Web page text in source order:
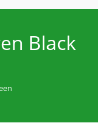
Black